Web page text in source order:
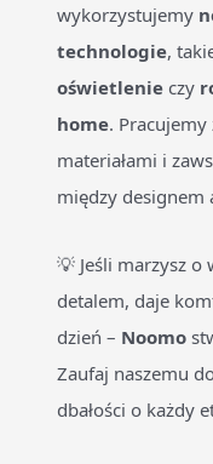
wykorzystujemy
technologie,
oświetlenie czy
home.
materiałami i
między designem
💡 Jeśli marzysz
detalem, daje
dzień – Noomo
Zaufaj naszemu
dbałości o każdy